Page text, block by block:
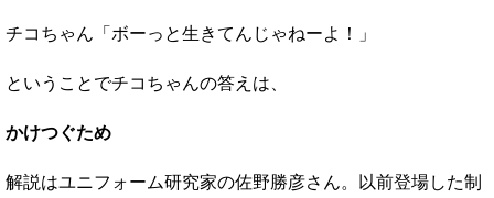
チコちゃん「ボーっと生きてんじゃねーよ！」
ということでチコちゃんの答えは、
かけつぐため
解説はユニフォーム研究家の佐野勝彦さん。以前登場した制